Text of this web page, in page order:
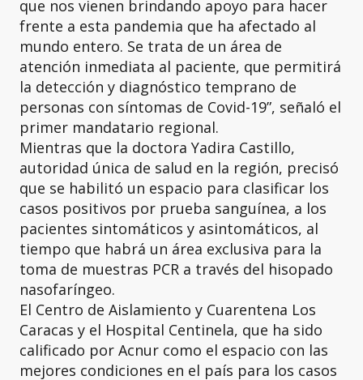
que nos vienen brindando apoyo para hacer
frente a esta pandemia que ha afectado al
mundo entero. Se trata de un área de
atención inmediata al paciente, que permitirá
la detección y diagnóstico temprano de
personas con síntomas de Covid-19”, señaló el
primer mandatario regional.
Mientras que la doctora Yadira Castillo,
autoridad única de salud en la región, precisó
que se habilitó un espacio para clasificar los
casos positivos por prueba sanguínea, a los
pacientes sintomáticos y asintomáticos, al
tiempo que habrá un área exclusiva para la
toma de muestras PCR a través del hisopado
nasofaríngeo.
El Centro de Aislamiento y Cuarentena Los
Caracas y el Hospital Centinela, que ha sido
calificado por Acnur como el espacio con las
mejores condiciones en el país para los casos